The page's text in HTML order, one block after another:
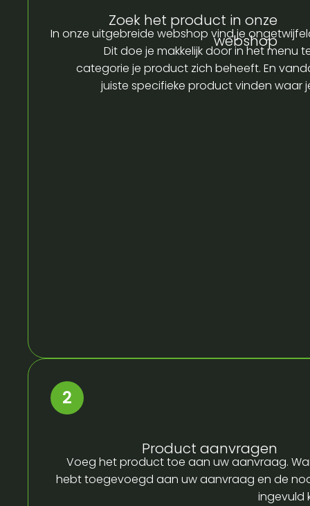
Zoek het product in onze
webshop
In onze uitgebreide webshop vind je
Dit doe je makkelijk door in het menu
categorie je product zich beheeft. En
juiste specifieke product vinden waar
Product aanvragen
Voeg het product toe aan uw aanvraag.
hebt toegevoegd aan uw aanvraag en de
ingevuld